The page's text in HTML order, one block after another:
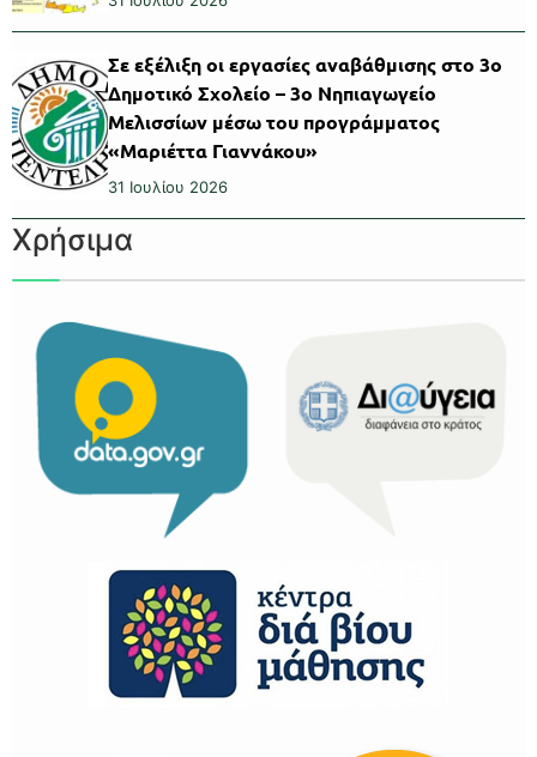
Σε εξέλιξη οι εργασίες αναβάθμισης στο 3ο
Δημοτικό Σχολείο – 3ο Νηπιαγωγείο
Μελισσίων μέσω του προγράμματος
«Μαριέττα Γιαννάκου»
31 Ιουλίου 2026
Χρήσιμα